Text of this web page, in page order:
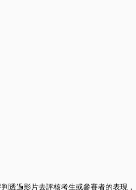
透過影片去評核考生或參賽者的表現，